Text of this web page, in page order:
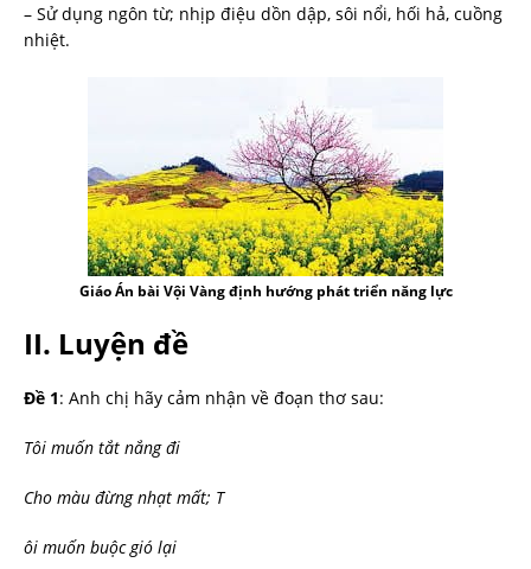
– Sử dụng ngôn từ; nhịp điệu dồn dập, sôi nổi, hối hả, cuồng
nhiệt.
Giáo Án bài Vội Vàng định hướng phát triển năng lực
II. Luyện đề
Đề 1: Anh chị hãy cảm nhận về đoạn thơ sau:
Tôi muốn tắt nắng đi
Cho màu đừng nhạt mất; T
ôi muốn buộc gió lại